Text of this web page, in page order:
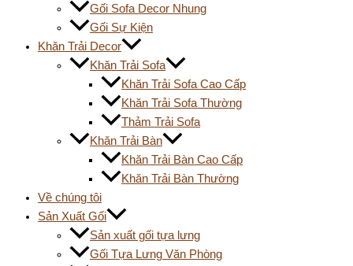
Gối Sofa Decor Nhung
Gối Sự Kiện
Khăn Trải Decor
Khăn Trải Sofa
Khăn Trải Sofa Cao Cấp
Khăn Trải Sofa Thường
Thảm Trải Sofa
Khăn Trải Bàn
Khăn Trải Bàn Cao Cấp
Khăn Trải Bàn Thường
Về chúng tôi
Sản Xuất Gối
Sản xuất gối tựa lưng
Gối Tựa Lưng Văn Phòng